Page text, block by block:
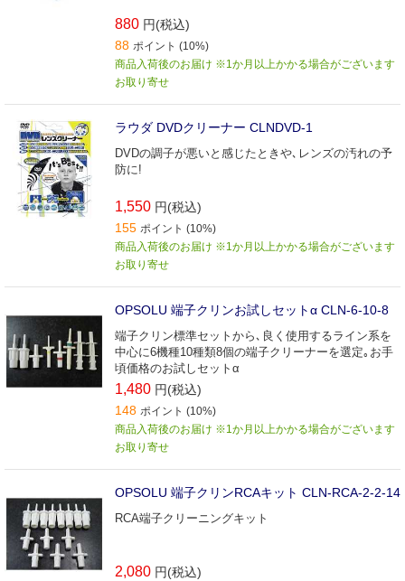
880 円(税込)
88 ポイント (10%)
商品入荷後のお届け ※1か月以上かかる場合がございます
お取り寄せ
ラウダ DVDクリーナー CLNDVD-1
DVDの調子が悪いと感じたときや､レンズの汚れの予
防に!
1,550 円(税込)
155 ポイント (10%)
商品入荷後のお届け ※1か月以上かかる場合がございます
お取り寄せ
OPSOLU 端子クリンお試しセットα CLN-6-10-8
端子クリン標準セットから､良く使用するライン系を
中心に6機種10種類8個の端子クリーナーを選定｡お手
頃価格のお試しセットα
1,480 円(税込)
148 ポイント (10%)
商品入荷後のお届け ※1か月以上かかる場合がございます
お取り寄せ
OPSOLU 端子クリンRCAキット CLN-RCA-2-2-14
RCA端子クリーニングキット
2,080 円(税込)